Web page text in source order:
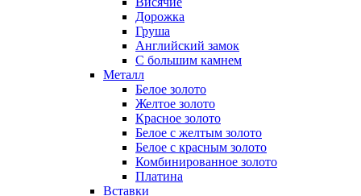
Дорожка
Груша
Английский замок
С большим камнем
Металл
Белое золото
Желтое золото
Красное золото
Белое с желтым золото
Белое с красным золото
Комбинированное золото
Платина
Вставки